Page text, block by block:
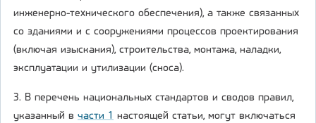
инженерно-технического обеспечения), а также связанных
со зданиями и с сооружениями процессов проектирования
(включая изыскания), строительства, монтажа, наладки,
эксплуатации и утилизации (сноса).
3. В перечень национальных стандартов и сводов правил,
указанный в части 1 настоящей статьи, могут включаться